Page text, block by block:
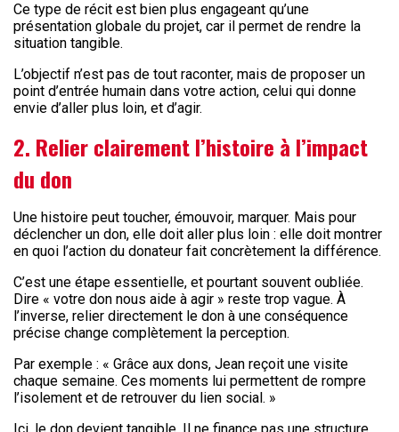
Ce type de récit est bien plus engageant qu’une
présentation globale du projet, car il permet de rendre la
situation tangible.
L’objectif n’est pas de tout raconter, mais de proposer un
point d’entrée humain dans votre action, celui qui donne
envie d’aller plus loin, et d’agir.
2. Relier clairement l’histoire à l’impact
du don
Une histoire peut toucher, émouvoir, marquer. Mais pour
déclencher un don, elle doit aller plus loin : elle doit montrer
en quoi l’action du donateur fait concrètement la différence.
C’est une étape essentielle, et pourtant souvent oubliée.
Dire « votre don nous aide à agir » reste trop vague. À
l’inverse, relier directement le don à une conséquence
précise change complètement la perception.
Par exemple : « Grâce aux dons, Jean reçoit une visite
chaque semaine. Ces moments lui permettent de rompre
l’isolement et de retrouver du lien social. »